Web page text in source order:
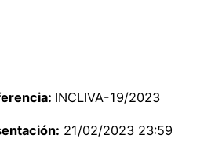
INCLIVA-19/2023
21/02/2023 23:59